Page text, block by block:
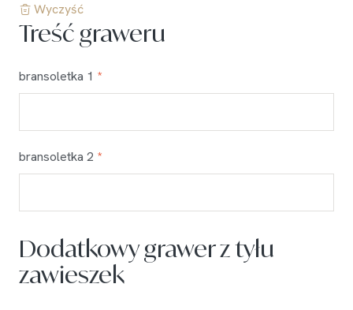
Wyczyść
Treść graweru
bransoletka 1 *
bransoletka 2 *
Dodatkowy grawer z tyłu
zawieszek